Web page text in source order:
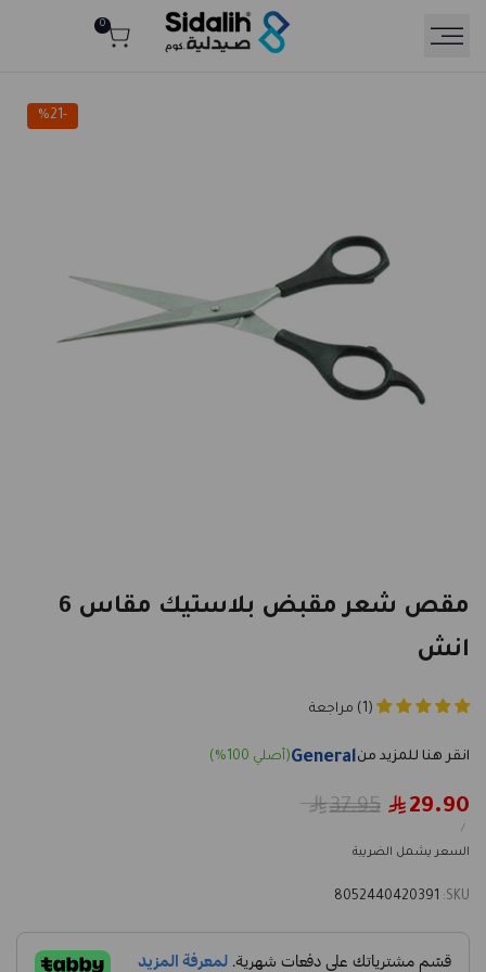
Read
0
-
21
%
مقص شعر مقبض بلاستيك مقاس 6
انش
(1) مراجعة
General
Regular
37.95
Sale
price
29.90
UNIT
/
PER
السعر يشمل الضريبة
SKU:
8052440420391